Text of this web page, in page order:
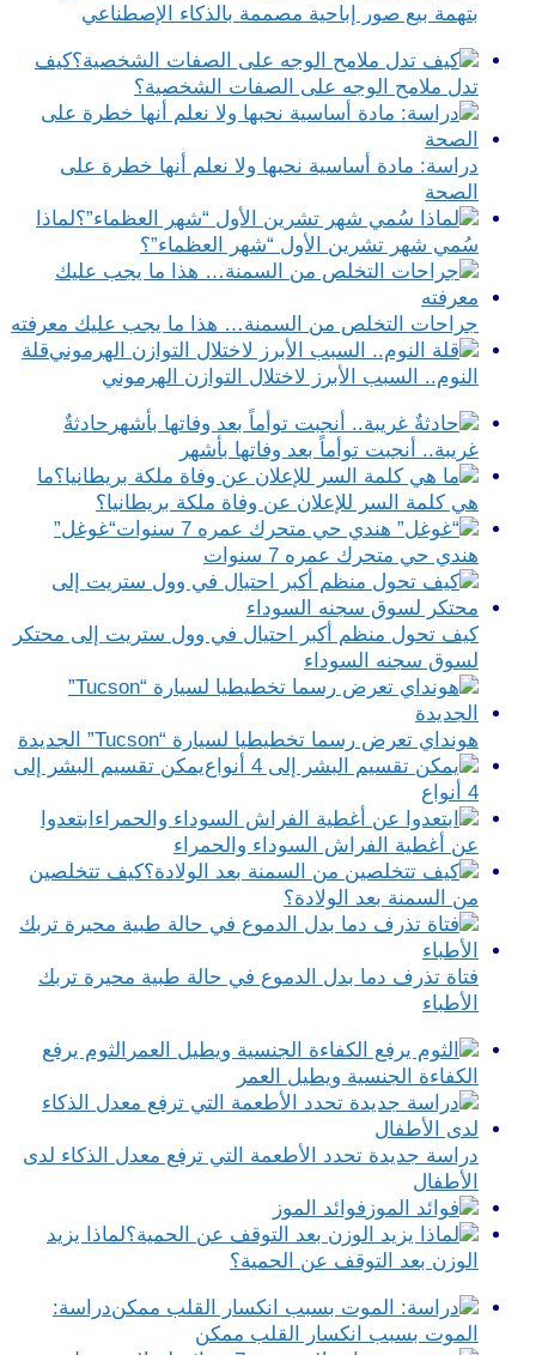
بتهمة بيع صور إباحية مصممة بالذكاء الإصطناعي
كيف
تدل ملامح الوجه على الصفات الشخصية؟
دراسة: مادة أساسية نحبها ولا نعلم أنها خطرة على
الصحة
لماذا
سُمي شهر تشرين الأول “شهر العظماء”؟
جراحات التخلص من السمنة… هذا ما يجب عليك معرفته
قلة
النوم.. السبب الأبرز لاختلال التوازن الهرموني
حادثةٌ
غريبة.. أنجبت توأماً بعد وفاتها بأشهر
ما
هي كلمة السر للإعلان عن وفاة ملكة بريطانيا؟
“غوغل”
هندي حي متحرك عمره 7 سنوات
كيف تحول منظم أكبر احتيال في وول ستريت إلى محتكر
لسوق سجنه السوداء
هونداي تعرض رسما تخطيطيا لسيارة “Tucson” الجديدة
يمكن تقسيم البشر إلى
4 أنواع
ابتعدوا
عن أغطية الفراش السوداء والحمراء
كيف تتخلصين
من السمنة بعد الولادة؟
فتاة تذرف دما بدل الدموع في حالة طبية محيرة تربك
الأطباء
الثوم يرفع
الكفاءة الجنسية ويطيل العمر
دراسة جديدة تحدد الأطعمة التي ترفع معدل الذكاء لدى
الأطفال
فوائد الموز
لماذا يزيد
الوزن بعد التوقف عن الحمية؟
دراسة:
الموت بسبب انكسار القلب ممكن